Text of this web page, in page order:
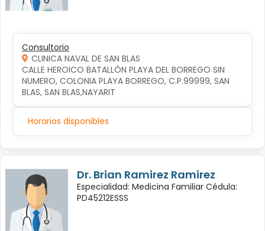
Consultorio
CLINICA NAVAL DE SAN BLAS
CALLE HEROICO BATALLÓN PLAYA DEL BORREGO SIN
NUMERO, COLONIA PLAYA BORREGO, C.P.99999, SAN
BLAS, SAN BLAS,NAYARIT
Horarios disponibles
Dr. Brian Ramirez Ramirez
Especialidad: Medicina Familiar Cédula:
PD45212ESSS